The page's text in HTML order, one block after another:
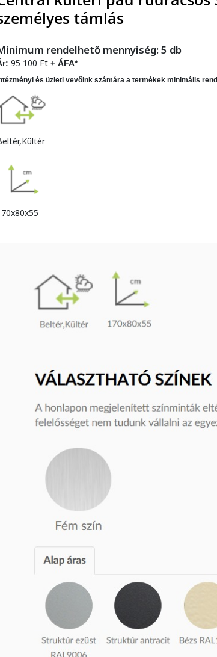
támlás
rendelhető mennyiség: 5 db
95 100 Ft + ÁFA*
és üzleti vevőink számára a termékek minimális